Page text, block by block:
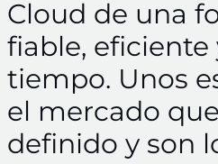
Cloud de una
fiable, eficiente
tiempo. Unos
el mercado
definido y son